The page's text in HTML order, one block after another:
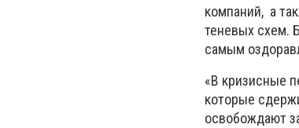
компаний, а
теневых схем.
самым
«В кризисные
которые
освобождают